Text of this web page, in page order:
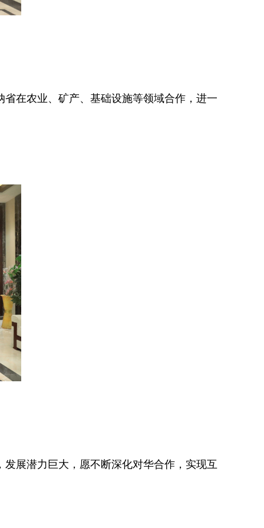
在农业、矿产、基础设施等领域合作，进一
展潜力巨大，愿不断深化对华合作，实现互